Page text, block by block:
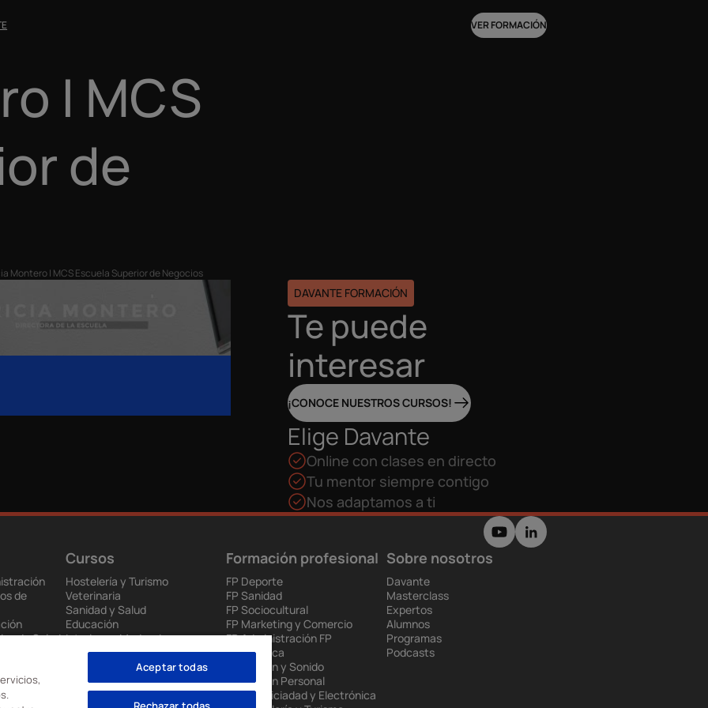
VER FORMACIÓN
| MCS
de
Montero | MCS Escuela Superior de Negocios
DAVANTE FORMACIÓN
Te puede
interesar
¡CONOCE NUESTROS CURSOS!
Elige Davante
Online con clases en directo
Tu mentor siempre contigo
Nos adaptamos a ti
de
de Salud
Cursos
Hostelería y Turismo
Veterinaria
Sanidad y Salud
Educación
Interiores, Moda e Imagen
Audiovisuales
Ventas y Marketing
Videojuegos
Renovables
Formación profesional
FP Deporte
FP Sanidad
FP Sociocultural
FP Marketing y Comercio
FP Administración FP
Informática
FP Imagen y Sonido
FP Imagen Personal
FP Electriciadad y Electrónica
Sobre nosotros
Davante
Masterclass
Expertos
Alumnos
Programas
Podcasts
Aceptar todas